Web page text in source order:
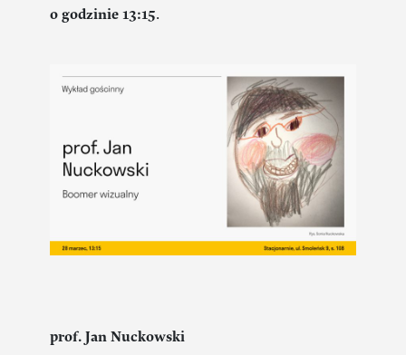
o godzinie 13:15.
prof. Jan Nuckowski